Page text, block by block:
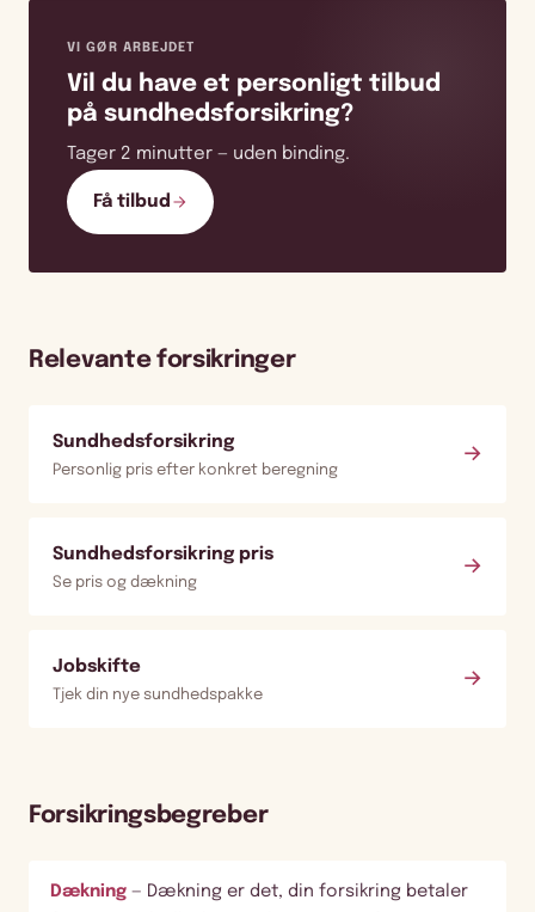
VI GØR ARBEJDET
Vil du have et personligt tilbud
på sundhedsforsikring?
Tager 2 minutter — uden binding.
Få tilbud
Relevante forsikringer
Sundhedsforsikring
Personlig pris efter konkret beregning
→
Sundhedsforsikring pris
Se pris og dækning
→
Jobskifte
Tjek din nye sundhedspakke
→
Forsikringsbegreber
Dækning — Dækning er det, din forsikring betaler